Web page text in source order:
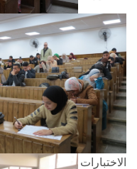
الاختبارات